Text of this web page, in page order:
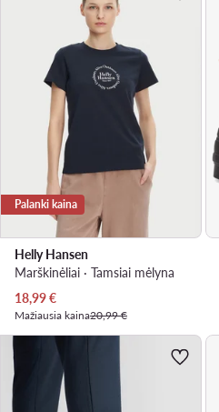
Palanki kaina
Helly Hansen
Marškinėliai · Tamsiai mėlyna
Dabartinė kaina
18,99€
Mažiausia kaina20,99 €